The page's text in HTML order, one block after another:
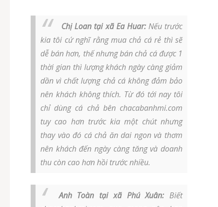
Chị Loan tại xã Ea Huar:Nếu trước
kia tôi cứ nghĩ rằng mua chả cá rẻ thì sẽ
dễ bán hơn, thế nhưng bán chả cá được 1
thời gian thì lượng khách ngày càng giảm
dần vì chất lượng chả cá không đảm bảo
nên khách không thích. Từ đó tới nay tôi
chỉ dùng cá chả bên chacabanhmi.com
tuy cao hơn trước kia một chút nhưng
thay vào đó cá chả ăn dai ngon và thơm
nên khách đến ngày càng tăng và doanh
thu còn cao hơn hồi trước nhiều.
Anh Toàn tại xã Phú Xuân: Biết